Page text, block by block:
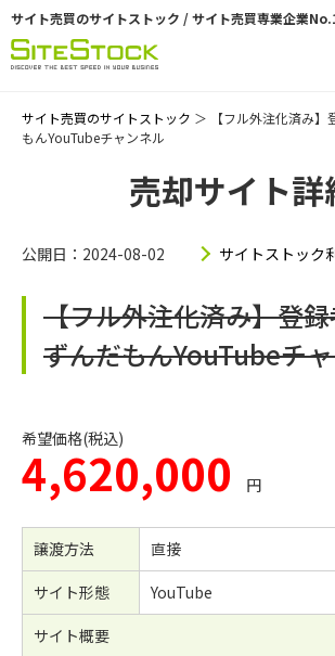
サイト売買のサイトストック / サイト売買専業企業
サイト売買のサイトストック ＞ 【フル外注化済み】
もんYouTubeチャンネル
売却サイト詳
公開日：2024-08-02 サイトストック
【フル外注化済み】登
ずんだもんYouTubeチ
希望価格(税込)
4,620,000 円
譲渡方法
直接
サイト形態
YouTube
サイト概要